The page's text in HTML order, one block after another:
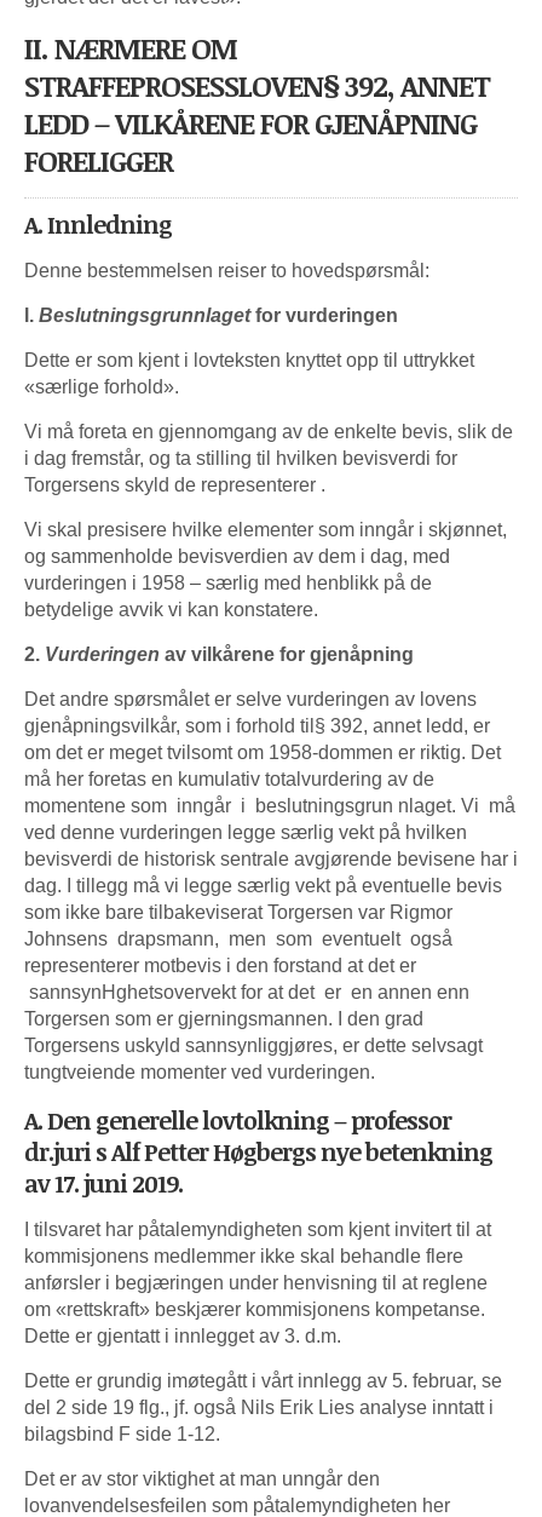
II. NÆRMERE OM
STRAFFEPROSESSLOVEN§ 392, ANNET
LEDD – VILKÅRENE FOR GJENÅPNING
FORELIGGER
A. Innledning
Denne bestemmelsen reiser to hovedspørsmål:
l. Beslutningsgrunnlagetfor vurderingen
Dette er som kjent i lovteksten knyttet opp til uttrykket
«særlige forhold».
Vi må foreta en gjennomgang av de enkelte bevis, slik de
i dag fremstår, og ta stilling til hvilken bevisverdi for
Torgersens skyld de representerer .
Vi skal presisere hvilke elementer som inngår i skjønnet,
og sammenholde bevisverdien av dem i dag, med
vurderingen i 1958 – særlig med henblikk på de
betydelige avvik vi kan konstatere.
2. Vurderingen av vilkårene for gjenåpning
Det andre spørsmålet er selve vurderingen av lovens
gjenåpningsvilkår, som i forhold til§ 392, annet ledd, er
om det er meget tvilsomt om 1958-dommen er riktig. Det
må her foretas en kumulativ totalvurdering av de
momentene som inngår i beslutningsgrun nlaget. Vi må
ved denne vurderingen legge særlig vekt på hvilken
bevisverdi de historisk sentrale avgjørende bevisene har i
dag. I tillegg må vi legge særlig vekt på eventuelle bevis
som ikke bare tilbakeviserat Torgersen var Rigmor
Johnsens drapsmann, men som eventuelt også
representerer motbevis i den forstand at det er
sannsynHghetsovervekt for at det er en annen enn
Torgersen som er gjerningsmannen. I den grad
Torgersens uskyld sannsynliggjøres, er dette selvsagt
tungtveiende momenter ved vurderingen.
A. Den generelle lovtolkning – professor
dr.juri s Alf Petter Høgbergs nye betenkning
av 17. juni 2019.
I tilsvaret har påtalemyndigheten som kjent invitert til at
kommisjonens medlemmer ikke skal behandle flere
anførsler i begjæringen under henvisning til at reglene
om «rettskraft» beskjærer kommisjonens kompetanse.
Dette er gjentatt i innlegget av 3. d.m.
Dette er grundig imøtegått i vårt innlegg av 5. februar, se
del 2 side 19 flg., jf. også Nils Erik Lies analyse inntatt i
bilagsbind F side 1-12.
Det er av stor viktighet at man unngår den
lovanvendelsesfeilen som påtalemyndigheten her